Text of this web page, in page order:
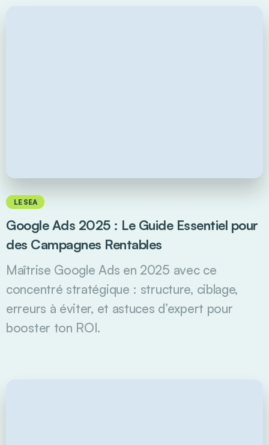
LE SEA
Google Ads 2025 : Le Guide Essentiel pour
des Campagnes Rentables
Maîtrise Google Ads en 2025 avec ce
concentré stratégique : structure, ciblage,
erreurs à éviter, et astuces d’expert pour
booster ton ROI.